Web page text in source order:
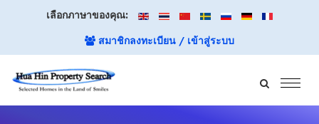
เลือกภาษาของคุณ:
สมาชิกลงทะเบียน / เข้าสู่ระบบ